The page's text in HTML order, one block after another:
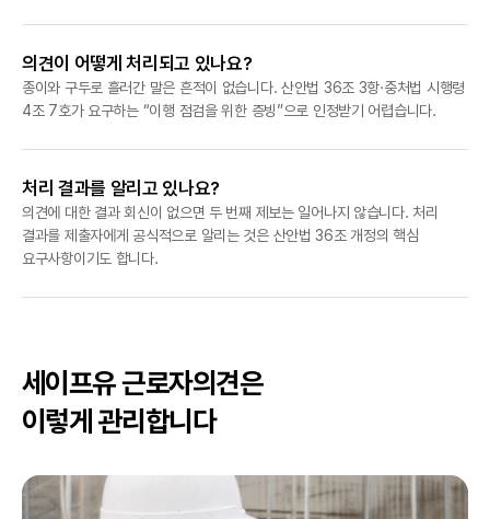
의견이 어떻게 처리되고 있나요?
종이와 구두로 흘러간 말은 흔적이 없습니다. 산안법 36조 3항·중처법 시행령
4조 7호가 요구하는 “이행 점검을 위한 증빙”으로 인정받기 어렵습니다.
처리 결과를 알리고 있나요?
의견에 대한 결과 회신이 없으면 두 번째 제보는 일어나지 않습니다. 처리
결과를 제출자에게 공식적으로 알리는 것은 산안법 36조 개정의 핵심
요구사항이기도 합니다.
세이프유 근로자의견은
이렇게 관리합니다